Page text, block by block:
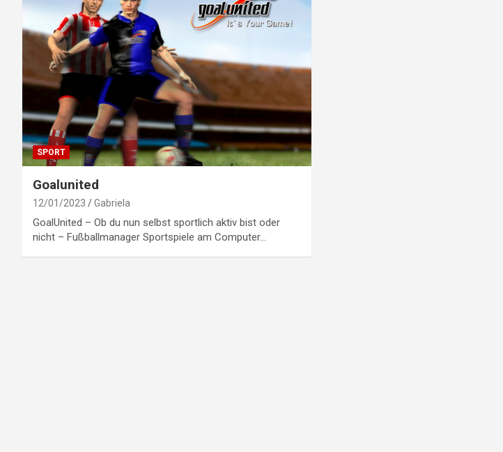
SPORT
Goalunited
12/01/2023 Gabriela
GoalUnited – Ob du nun selbst sportlich aktiv bist oder
nicht – Fußballmanager Sportspiele am Computer…